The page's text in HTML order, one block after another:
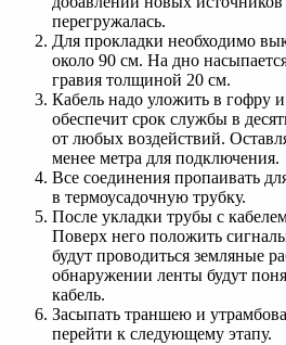
перегружалась.
Для прокладки необходимо
около 90 см. На дно
гравия толщиной 20 см.
Кабель надо уложить в гофру
обеспечит срок службы в
от любых воздействий.
менее метра для подключения.
Все соединения пропаивать
в термоусадочную трубку.
После укладки трубы с
Поверх него положить
будут проводиться земляные
обнаружении ленты будут
кабель.
Засыпать траншею и
перейти к следующему этапу.